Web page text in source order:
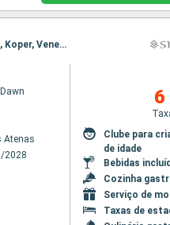
Itinerário : Pireus Atenas, Paros, Syros, Saranda, Gallipoli, Kotor, Dubrovinik, Sibenik, Koper, Veneza
Atenas
2028
6
Clube para
de idade
Bebidas
Cozinha
Serviço de
Taxas de